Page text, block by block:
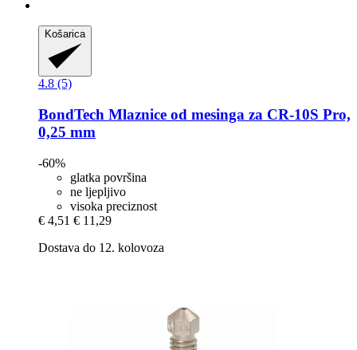
Košarica
4.8 (5)
BondTech Mlaznice od mesinga za CR-​10S Pro,
0,25 mm
-60%
glatka površina
ne ljepljivo
visoka preciznost
€ 4,51 € 11,29
Dostava do 12. kolovoza